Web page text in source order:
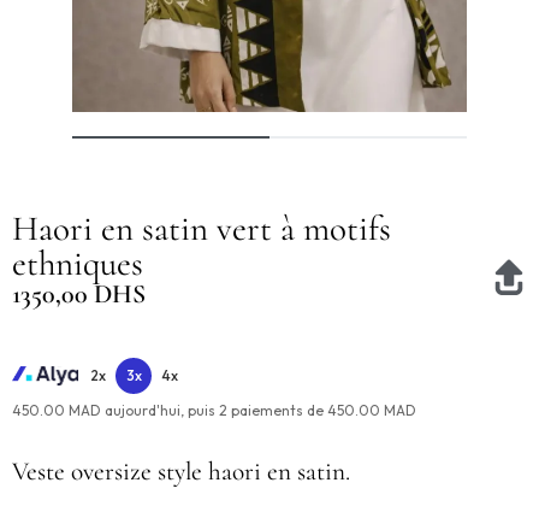
Haori en satin vert à motifs
ethniques
1350,00DHS
2x 3x
4x
450.00 MAD aujourd'hui, puis 2 paiements de 450.00 MAD
Veste oversize style haori en satin.